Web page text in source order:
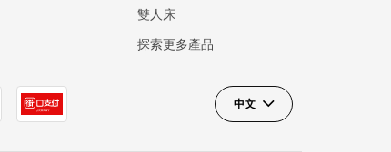
雙人床
探索更多產品
中文